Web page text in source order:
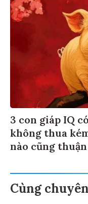
3 con giáp IQ
không thua
nào cũng
Cùng